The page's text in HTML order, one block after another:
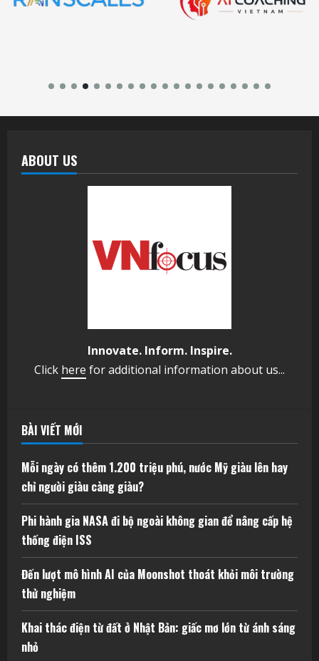
ABOUT US
Innovate. Inform. Inspire.
Click here for additional information about us...
BÀI VIẾT MỚI
Mỗi ngày có thêm 1.200 triệu phú, nước Mỹ giàu lên hay
chỉ người giàu càng giàu?
Phi hành gia NASA đi bộ ngoài không gian để nâng cấp hệ
thống điện ISS
Đến lượt mô hình AI của Moonshot thoát khỏi môi trường
thử nghiệm
Khai thác điện từ đất ở Nhật Bản: giấc mơ lớn từ ánh sáng
nhỏ